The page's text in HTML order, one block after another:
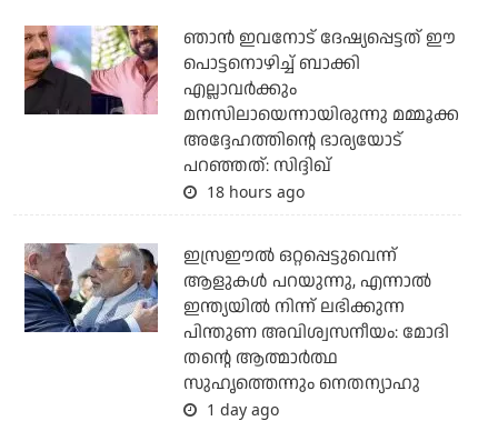
ഞാന്‍ ഇവനോട് ദേഷ്യപ്പെട്ടത് ഈ
പൊട്ടനൊഴിച്ച് ബാക്കി
എല്ലാവര്‍ക്കും
മനസിലായെന്നായിരുന്നു മമ്മൂക്ക
അദ്ദേഹത്തിന്റെ ഭാര്യയോട്
പറഞ്ഞത്: സിദ്ദിഖ്
18 hours ago
ഇസ്രഈല്‍ ഒറ്റപ്പെട്ടുവെന്ന്
ആളുകള്‍ പറയുന്നു, എന്നാല്‍
ഇന്ത്യയില്‍ നിന്ന് ലഭിക്കുന്ന
പിന്തുണ അവിശ്വസനീയം: മോദി
തന്റെ ആത്മാര്‍ത്ഥ
സുഹൃത്തെന്നും നെതന്യാഹു
1 day ago